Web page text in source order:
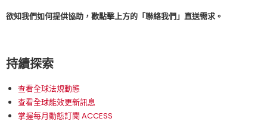
欲知我們如何提供協助，歡點擊上方的「聯絡我們」直送需求。
持續探索
查看全球法規動態
查看全球能效更新訊息
掌握每月動態訂閱 ACCESS